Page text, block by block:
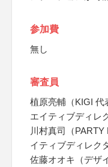
参加費
無し
審査員
植原亮輔（KIGI 代
エイティブディレ
川村真司（
イティブディレク
佐藤オオキ（デザ